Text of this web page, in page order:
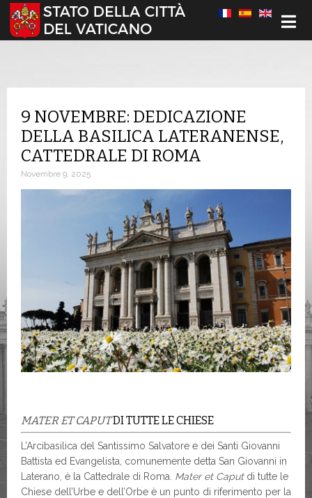
Seleziona la tua lingua
9 NOVEMBRE: DEDICAZIONE
DELLA BASILICA LATERANENSE,
CATTEDRALE DI ROMA
Novembre 9, 2025
MATER ET CAPUTDI TUTTE LE CHIESE
L’Arcibasilica del Santissimo Salvatore e dei Santi Giovanni
Battista ed Evangelista, comunemente detta San Giovanni in
Laterano, è la Cattedrale di Roma. Mater et Caputdi tutte le
Chiese dell’Urbe e dell’Orbe è un punto di riferimento per la